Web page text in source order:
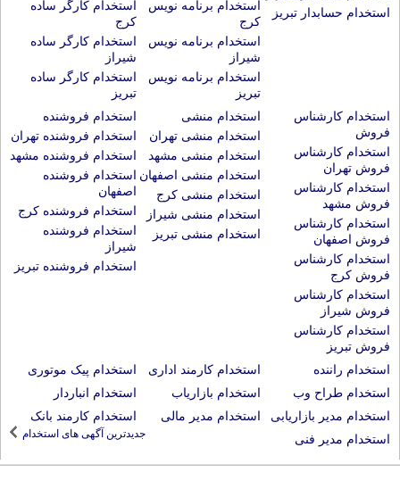
استخدام حسابدار تبریز
استخدام برنامه نویس
کرج
استخدام برنامه نویس
شیراز
استخدام برنامه نویس
تبریز
استخدام کارگر ساده
کرج
استخدام کارگر ساده
شیراز
استخدام کارگر ساده
تبریز
استخدام کارشناس
فروش
استخدام کارشناس
فروش تهران
استخدام کارشناس
فروش مشهد
استخدام کارشناس
فروش اصفهان
استخدام کارشناس
فروش کرج
استخدام کارشناس
فروش شیراز
استخدام کارشناس
فروش تبریز
استخدام منشی
استخدام منشی تهران
استخدام منشی مشهد
استخدام منشی اصفهان
استخدام منشی کرج
استخدام منشی شیراز
استخدام منشی تبریز
استخدام فروشنده
استخدام فروشنده تهران
استخدام فروشنده مشهد
استخدام فروشنده
اصفهان
استخدام فروشنده کرج
استخدام فروشنده
شیراز
استخدام فروشنده تبریز
استخدام راننده استخدام کارمند اداری
استخدام پیک موتوری
استخدام طراح وب
استخدام بازاریاب
استخدام انباردار
استخدام مدیر بازاریابی
استخدام مدیر مالی
استخدام کارمند بانک
استخدام مدیر فنی
جدیدترین آگهی های استخدام